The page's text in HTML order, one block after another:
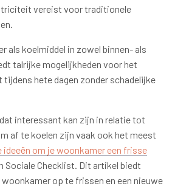
vereist voor traditionele
als koelmiddel in zowel binnen- als
talrijke mogelijkheden voor het
hete dagen zonder schadelijke
interessant kan zijn in relatie tot
af te koelen zijn vaak ook het meest
ideeën om je woonkamer een frisse
Sociale Checklist. Dit artikel biedt
op te frissen en een nieuwe